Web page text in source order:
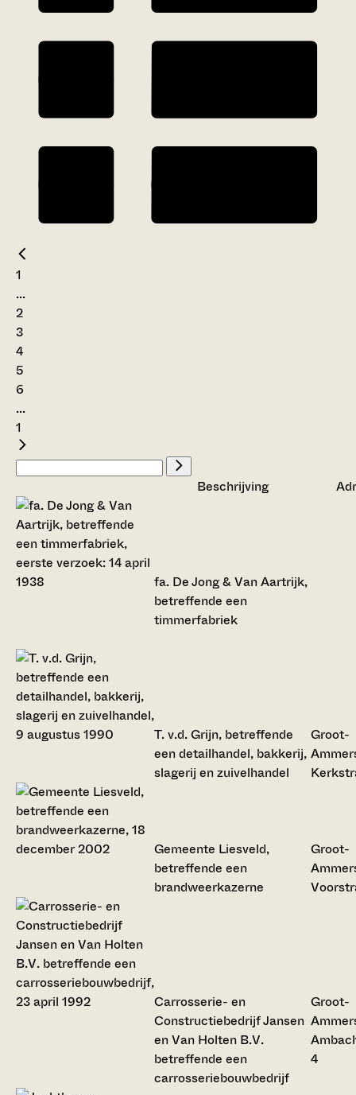
1
...
2
3
4
5
6
...
1
Beschrijving
fa. De Jong & Van Aartrijk,
betreffende een
timmerfabriek
T. v.d. Grijn, betreffende
een detailhandel, bakkerij,
slagerij en zuivelhandel
Groot-
Gemeente Liesveld,
betreffende een
brandweerkazerne
Groot-
Carrosserie- en
Constructiebedrijf Jansen
en Van Holten B.V.
betreffende een
carrosseriebouwbedrijf
Groot-
4